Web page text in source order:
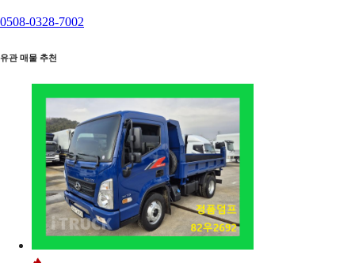
0508-0328-7002
유관 매물 추천